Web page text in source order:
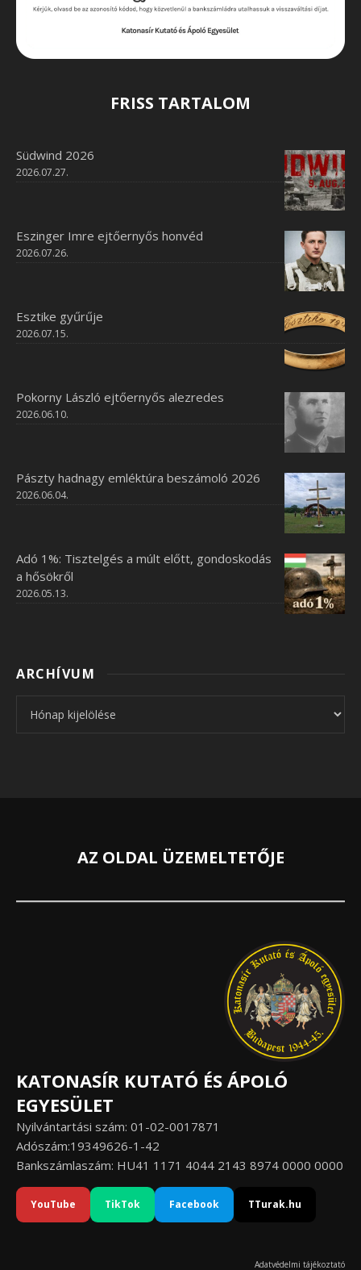
FRISS TARTALOM
Südwind 2026
2026.07.27.
Eszinger Imre ejtőernyős honvéd
2026.07.26.
Esztike gyűrűje
2026.07.15.
Pokorny László ejtőernyős alezredes
2026.06.10.
Pászty hadnagy emléktúra beszámoló 2026
2026.06.04.
Adó 1%: Tisztelgés a múlt előtt, gondoskodás
a hősökről
2026.05.13.
ARCHÍVUM
AZ OLDAL ÜZEMELTETŐJE
KATONASÍR KUTATÓ ÉS ÁPOLÓ
EGYESÜLET
Nyilvántartási szám: 01-02-0017871
Adószám:19349626-1-42
Bankszámlaszám: HU41 1171 4044 2143 8974 0000 0000
YouTube TikTok Facebook TTurak.hu
Adatvédelmi tájékoztató